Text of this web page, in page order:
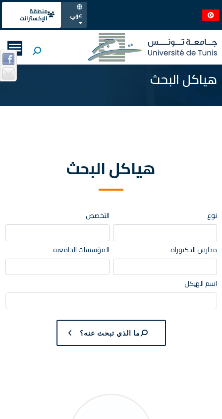
عربي
منطقة
الإكسترانت
هياكل البحث
هياكل البحث
نوع التخصص
مدارس الدكتوراه المؤسسات الجامعية
اسم الهيكل
ما الذي تبحث عنه؟